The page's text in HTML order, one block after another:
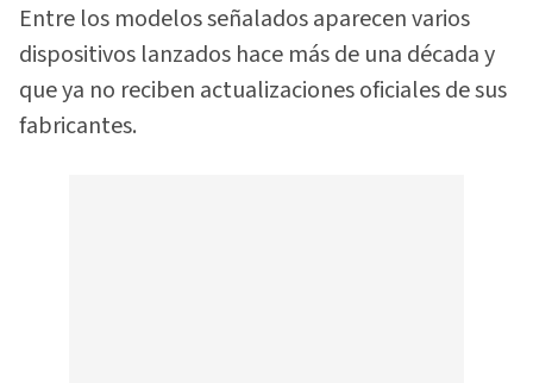
Entre los modelos señalados aparecen varios
dispositivos lanzados hace más de una década y
que ya no reciben actualizaciones oficiales de sus
fabricantes.